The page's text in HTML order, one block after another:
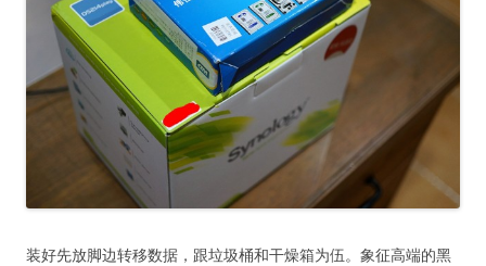
装好先放脚边转移数据，跟垃圾桶和干燥箱为伍。象征高端的黑